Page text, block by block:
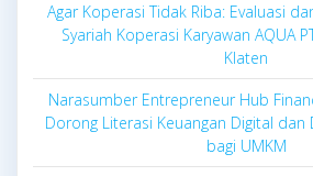
Agar Koperasi Tidak Riba: Evaluasi
Syariah Koperasi Karyawan AQUA
Klaten
Narasumber Entrepreneur Hub
Dorong Literasi Keuangan Digital dan
bagi UMKM